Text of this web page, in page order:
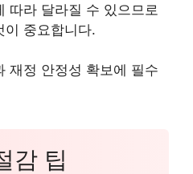
따라 달라질 수 있으므로
이 중요합니다.
재정 안정성 확보에 필수
감 팁